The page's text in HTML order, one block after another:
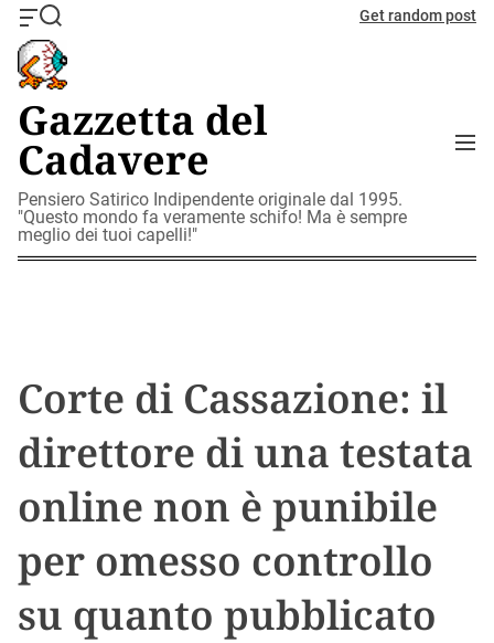
O
f
f
c
a
n
v
a
s
W
i
d
S
e
a
r
c
h
Get random post
Gazzetta del
Cadavere
Pensiero Satirico Indipendente originale dal 1995.
"Questo mondo fa veramente schifo! Ma è sempre
meglio dei tuoi capelli!"
M
Corte di Cassazione: il
direttore di una testata
online non è punibile
per omesso controllo
su quanto pubblicato